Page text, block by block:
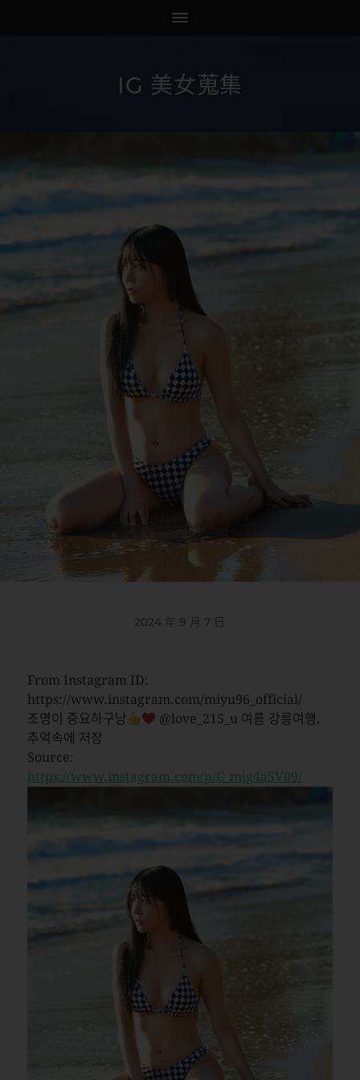
IG 美女蒐集
2024 年 9 月 7 日
From Instagram ID:
https://www.instagram.com/miyu96_official/
조명이 중요하구낭
@love_215_u 여름 강릉여행,
추억속에 저장
Source:
https://www.instagram.com/p/C_mjg4aSV09/